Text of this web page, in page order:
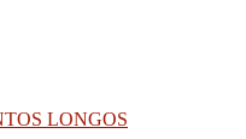
LONGOS